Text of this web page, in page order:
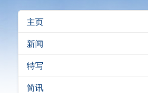
昔日警声
警务处主页
繁體版
English
主页
新闻
特写
简讯